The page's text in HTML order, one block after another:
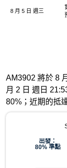
8 月 5 日 週三
AM3902 將於 8
月 2 日 週日
80%；近期的抵
出發：
80% 準點